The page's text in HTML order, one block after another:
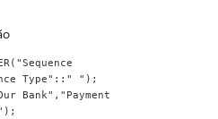
Type"::" ");